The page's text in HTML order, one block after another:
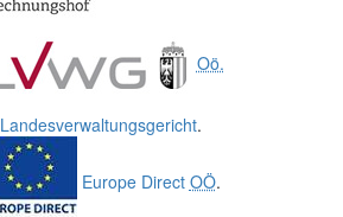
Oö.
Landesverwaltungsgericht.
Europe Direct OÖ.